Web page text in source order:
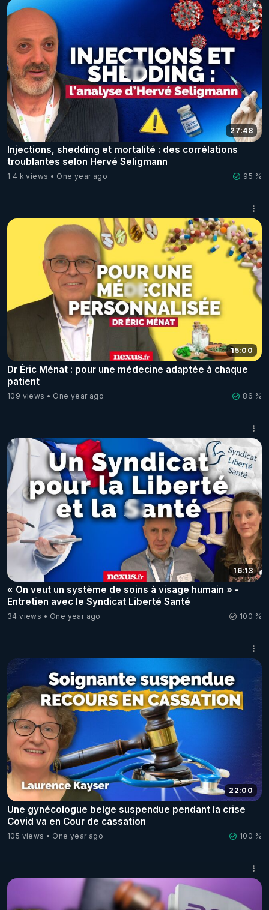
27:48
Injections, shedding et mortalité : des corrélations
troublantes selon Hervé Seligmann
1.4 k views One year ago 95 %
15:00
Dr Éric Ménat : pour une médecine adaptée à chaque
patient
109 views One year ago 86 %
16:13
« On veut un système de soins à visage humain » -
Entretien avec le Syndicat Liberté Santé
34 views One year ago 100 %
22:00
Une gynécologue belge suspendue pendant la crise
Covid va en Cour de cassation
105 views One year ago 100 %